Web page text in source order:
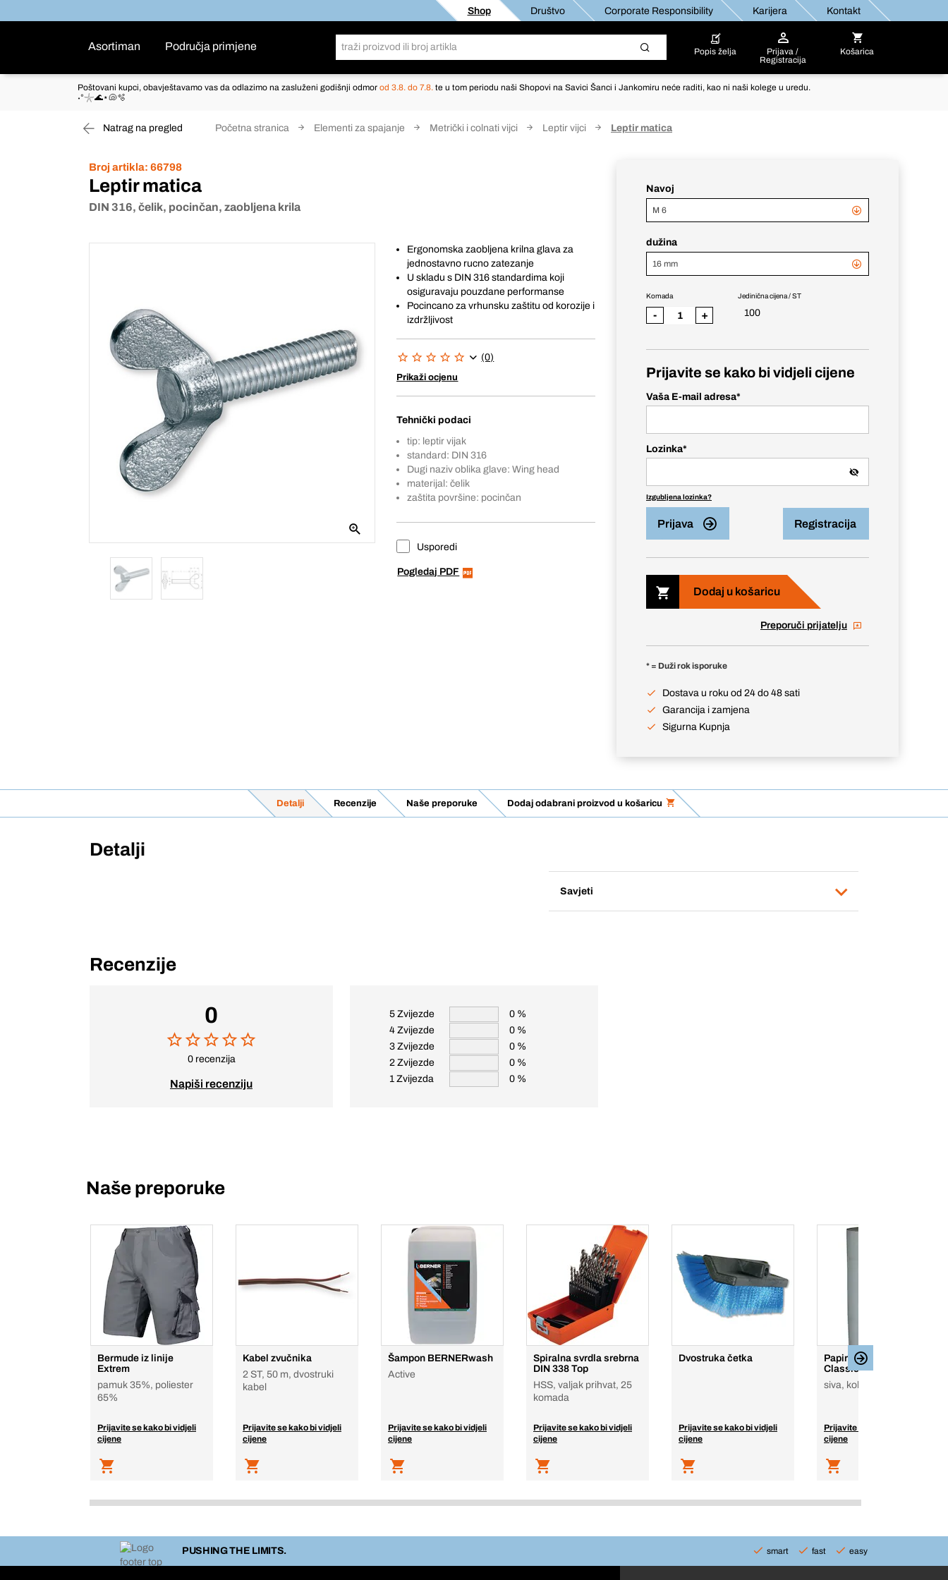
Shop Društvo Corporate Responsibility Karijera Kontakt
Asortiman Područja primjene Popis želja
Prijava /
Registracija
Košarica
Poštovani kupci, obavještavamo vas da odlazimo na zasluženi godišnji odmor od 3.8. do 7.8. te u tom periodu naši Shopovi na Savici Šanci i Jankomiru neće raditi, kao ni naši kolege u uredu.
˖°𓇼🌊⋆🐚🫧
Natrag na pregled Početna stranica Elementi za spajanje Metrički i colnati vijci Leptir vijci Leptir matica
Broj artikla: 66798
Leptir matica
DIN 316, čelik, pocinčan, zaobljena krila
Ergonomska zaobljena krilna glava za
jednostavno rucno zatezanje
U skladu s DIN 316 standardima koji
osiguravaju pouzdane performanse
Pocincano za vrhunsku zaštitu od korozije i
izdržljivost
(0)
Prikaži ocjenu
Tehnički podaci
tip: leptir vijak
standard: DIN 316
Dugi naziv oblika glave: Wing head
materijal: čelik
zaštita površine: pocinčan
Usporedi
Pogledaj PDF
Navoj
M 6
dužina
16 mm
Jedinična cijena / ST
100
Komada
- +
Prijavite se kako bi vidjeli cijene
Vaša E-mail adresa*
Lozinka*
Izgubljena lozinka?
Prijava Registracija
Dodaj u košaricu
Preporuči prijatelju
* = Duži rok isporuke
Dostava u roku od 24 do 48 sati
Garancija i zamjena
Sigurna Kupnja
Detalji Recenzije Naše preporuke Dodaj odabrani proizvod u košaricu
Detalji
Savjeti
Recenzije
0
0 recenzija
Napiši recenziju
5 Zvijezde
0 %
4 Zvijezde
0 %
3 Zvijezde
0 %
2 Zvijezde
0 %
1 Zvijezda
0 %
Naše preporuke
Bermude iz linije
Extrem
pamuk 35%, poliester
65%
Prijavite se kako bi vidjeli
cijene
Kabel zvučnika
2 ST, 50 m, dvostruki
kabel
Prijavite se kako bi vidjeli
cijene
Šampon BERNERwash
Active
Prijavite se kako bi vidjeli
cijene
Spiralna svrdla srebrna
DIN 338 Top
HSS, valjak prihvat, 25
komada
Prijavite se kako bi vidjeli
cijene
Dvostruka četka
Prijavite se kako bi vidjeli
cijene
Papir za prekrivanje
Classic
siva, kolut, papir
Prijavite se kako bi vidjeli
cijene
PUSHING THE LIMITS. smart fast easy